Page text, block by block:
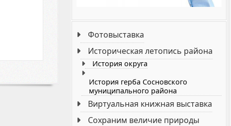
Фотовыставка
Историческая летопись района
История округа
История герба Сосновского
муниципального района
Виртуальная книжная выставка
Сохраним величие природы